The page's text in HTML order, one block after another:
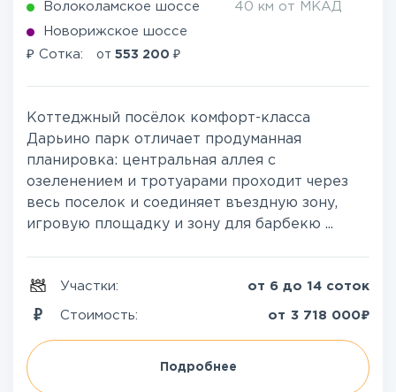
Волоколамское шоссе 40 км от МКАД
Новорижское шоссе
₽ Сотка: от 553 200 ₽
Коттеджный посёлок комфорт-класса
Дарьино парк отличает продуманная
планировка: центральная аллея с
озеленением и тротуарами проходит через
весь поселок и соединяет въездную зону,
игровую площадку и зону для барбекю ...
Участки: от 6 до 14 соток
Стоимость: от 3 718 000₽
Подробнее